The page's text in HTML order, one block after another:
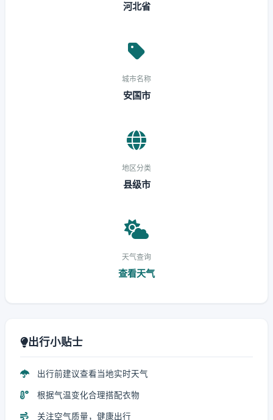
河北省
城市名称
安国市
地区分类
县级市
天气查询
查看天气
出行小贴士
出行前建议查看当地实时天气
根据气温变化合理搭配衣物
关注空气质量，健康出行